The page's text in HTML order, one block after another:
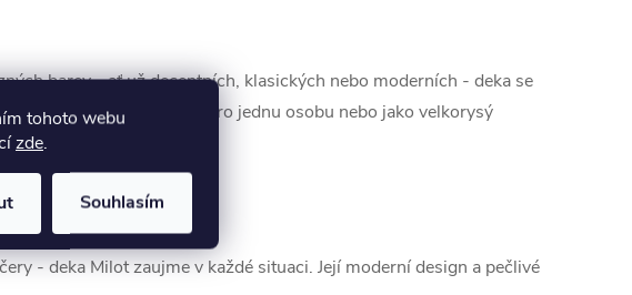
tohoto webu
zde.
Souhlasím
barev - ať už decentních, klasických nebo moderních - deka se
jako útulnou přikrývku pro jednu osobu nebo jako velkorysý
- deka Milot zaujme v každé situaci. Její moderní design a pečlivé